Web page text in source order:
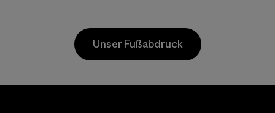
Postconsumer-
Materialien
Unser Fußabdruck